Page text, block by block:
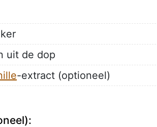
uit de dop
-extract (optioneel)